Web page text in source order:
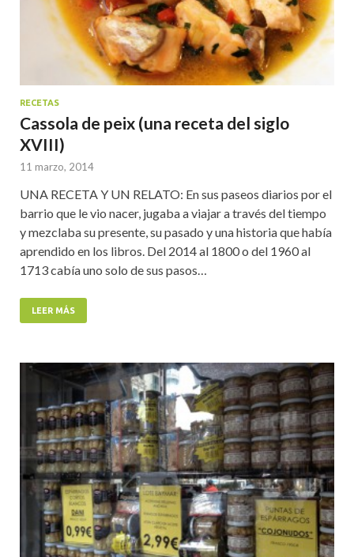
RECETAS
Cassola de peix (una receta del siglo
XVIII)
11 marzo, 2014
UNA RECETA Y UN RELATO: En sus paseos diarios por el
barrio que le vio nacer, jugaba a viajar a través del tiempo
y mezclaba su presente, su pasado y una historia que había
aprendido en los libros. Del 2014 al 1800 o del 1960 al
1713 cabía uno solo de sus pasos…
LEER MÁS